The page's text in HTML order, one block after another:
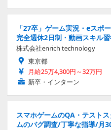
「27卒」ゲーム実況・eスポ
完全週休2日制・動画スキル
株式会社enrich technology
東京都
月給25万4,300円～32万円
新卒・インターン
スマホゲームのQA・テスト
ムのバグ調査/丁寧な指導/月